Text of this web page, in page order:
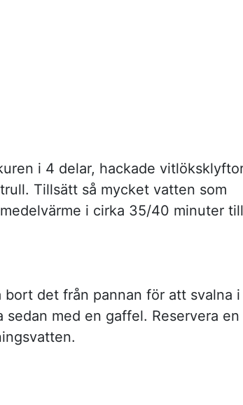
i 4 delar, hackade
Tillsätt så mycket vatten som
i cirka 35/40 minuter
det från pannan för att svalna i
med en gaffel. Reservera en